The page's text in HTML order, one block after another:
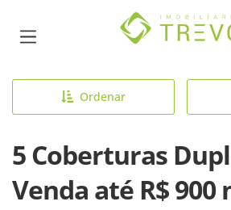
Página inicial
Ordenar
5 Coberturas
Venda até R$ 900